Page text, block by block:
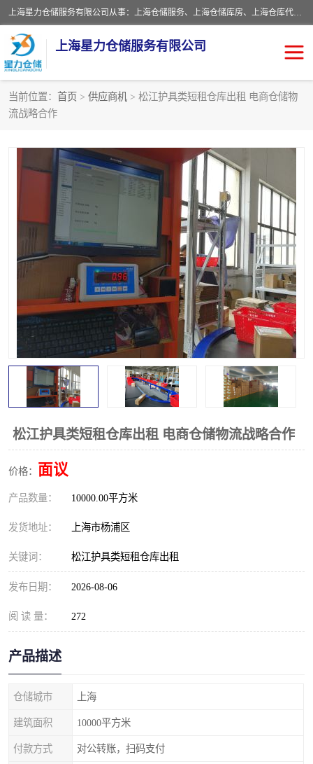
上海星力仓储服务有限公司从事：上海仓储服务、上海仓储库房、上海仓库代运营、上海仓库对外出租、上海仓库外包、上海三方仓储、上海电商仓储代发、上海电商代发货仓库、上海托管仓库、上海仓储配送。上海星力仓储服务有限公司现在拥有100个分仓、10万余平方的标准库房，精炼员工几百名，与几千家客户合作，公司已跻身上海仓储行业前列。欢迎来电咨询！
上海星力仓储服务有限公司
当前位置： 首页 > 供应商机 > 松江护具类短租仓库出租 电商仓储物
流战略合作
松江护具类短租仓库出租 电商仓储物流战略合作
价格： 面议
产品数量： 10000.00平方米
发货地址： 上海市杨浦区
关键词： 松江护具类短租仓库出租
发布日期： 2026-08-06
阅 读 量： 272
产品描述
仓储城市 上海
建筑面积 10000平方米
付款方式 对公转账，扫码支付
上海仓库对外出租
上海仓储配送 上海仓库外包
上海仓库代运营 上海托管仓库
上海第三方仓储 上海仓储服务
仓储 上海电商代发货仓库
上海托管仓库